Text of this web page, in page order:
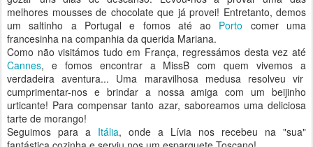
melhores mousses de chocolate que já provei! Entretanto, demos
um saltinho a Portugal e fomos até ao Porto comer uma
francesinha na companhia da querida Mariana.
Como não visitámos tudo em França, regressámos desta vez até
Cannes, e fomos encontrar a MissB com quem vivemos a
verdadeira aventura... Uma maravilhosa medusa resolveu vir
cumprimentar-nos e brindar a nossa amiga com um beijinho
urticante! Para compensar tanto azar, saboreamos uma deliciosa
tarte de morango!
Seguimos para a Itália, onde a Lívia nos recebeu na "sua"